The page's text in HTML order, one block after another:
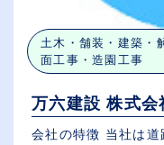
土木・舗装・建築・
面工事・造園工事
万六建設 株式会
会社の特徴 当社は道